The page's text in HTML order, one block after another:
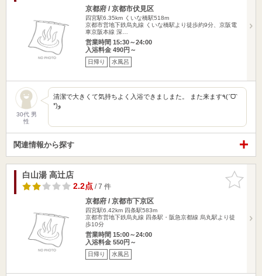
京都府 / 京都市伏見区
四宮駅6.35km くいな橋駅518m
京都市営地下鉄烏丸線 くいな橋駅より徒歩約9分、京阪電
車京阪本線 深…
営業時間 15:30～24:00
入浴料金 490円～
日帰り 水風呂
30代 男
性
清潔で大きくて気持ちよく入浴できましまた。 また来ます٩(ˊᗜˋ
*)و
関連情報から探す
お気に入
りに追加
白山湯 高辻店
2.2点/ 7 件
京都府 / 京都市下京区
四宮駅6.42km 四条駅583m
京都市営地下鉄烏丸線 四条駅・阪急京都線 烏丸駅より徒
歩10分
営業時間 15:00～24:00
入浴料金 550円～
日帰り 水風呂